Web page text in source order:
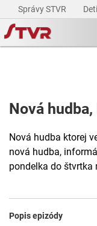
Správy STVR Deti
Nová
Nová hudba ktorej
nová hudba,
pondelka do štvrtka
Popis epizódy